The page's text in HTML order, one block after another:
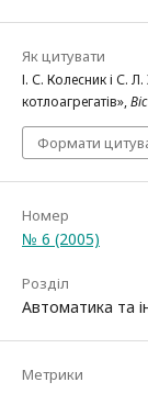
Як цитувати
І. С. Колесник і С.
котлоагрегатів»,
Формати
Номер
№ 6 (2005)
Розділ
Автоматика та
Метрики